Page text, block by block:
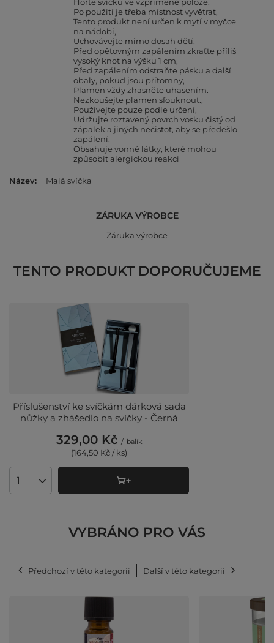
Po použití je třeba místnost vyvětrat
Tento produkt není určen k mytí v myčce
na nádobí
Uchovávejte mimo dosah dětí
Před opětovným zapálením zkraťte příliš
vysoký knot na výšku 1 cm
Před zapálením odstraňte pásku a další
obaly, pokud jsou přítomny
Plamen vždy zhasněte uhasením.
Nezkoušejte plamen sfouknout.
Používejte pouze podle určení
Udržujte roztavený povrch vosku čistý od
zápalek a jiných nečistot, aby se předešlo
zapálení
Obsahuje vonné látky, které mohou
způsobit alergickou reakci
Název Malá svíčka
ZÁRUKA VÝROBCE
Záruka výrobce
TENTO PRODUKT DOPORUČUJEME
Příslušenství ke svíčkám dárková sada
nůžky a zhášedlo na svíčky - Černá
329,00 Kč / balík
(164,50 Kč / ks)
Množství produktů
VYBRÁNO PRO VÁS
Předchozí v této kategorii Další v této kategorii